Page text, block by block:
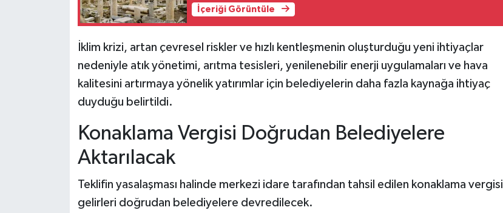
İçeriği Görüntüle
İklim krizi, artan çevresel riskler ve hızlı kentleşmenin oluşturduğu yeni ihtiyaçlar
nedeniyle atık yönetimi, arıtma tesisleri, yenilenebilir enerji uygulamaları ve hava
kalitesini artırmaya yönelik yatırımlar için belediyelerin daha fazla kaynağa ihtiyaç
duyduğu belirtildi.
Konaklama Vergisi Doğrudan Belediyelere
Aktarılacak
Teklifin yasalaşması halinde merkezi idare tarafından tahsil edilen konaklama vergisi
gelirleri doğrudan belediyelere devredilecek.